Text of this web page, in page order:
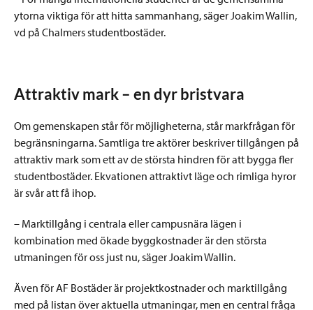
ytorna viktiga för att hitta sammanhang, säger Joakim Wallin,
vd på Chalmers studentbostäder.
Attraktiv mark – en dyr bristvara
Om gemenskapen står för möjligheterna, står markfrågan för
begränsningarna. Samtliga tre aktörer beskriver tillgången på
attraktiv mark som ett av de största hindren för att bygga fler
studentbostäder. Ekvationen attraktivt läge och rimliga hyror
är svår att få ihop.
– Marktillgång i centrala eller campusnära lägen i
kombination med ökade byggkostnader är den största
utmaningen för oss just nu, säger Joakim Wallin.
Även för AF Bostäder är projektkostnader och marktillgång
med på listan över aktuella utmaningar, men en central fråga